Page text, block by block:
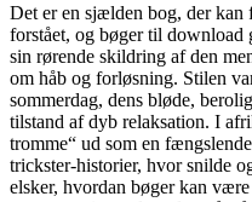
Det er en sjælden bog, der
forstået, og bøger til download
sin rørende skildring af den
om håb og forløsning. Stilen
sommerdag, dens bløde,
tilstand af dyb relaksation. I
tromme“ ud som en
trickster-historier, hvor snilde
elsker, hvordan bøger kan